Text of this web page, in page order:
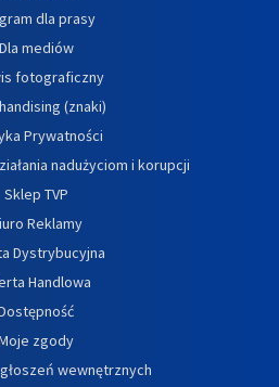
dla prasy
Dla mediów
fotograficzny
(znaki)
Prywatności
nadużyciom i korupcji
Sklep TVP
Reklamy
Dystrybucyjna
Handlowa
zgody
wewnętrznych